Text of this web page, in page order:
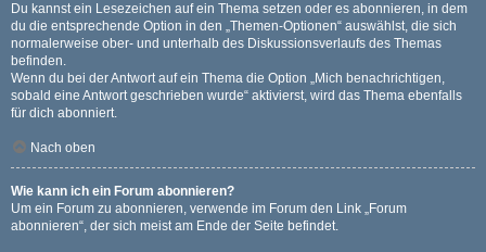
Du kannst ein Lesezeichen auf ein Thema setzen oder es abonnieren, in dem
du die entsprechende Option in den „Themen-Optionen“ auswählst, die sich
normalerweise ober- und unterhalb des Diskussionsverlaufs des Themas
befinden.
Wenn du bei der Antwort auf ein Thema die Option „Mich benachrichtigen,
sobald eine Antwort geschrieben wurde“ aktivierst, wird das Thema ebenfalls
für dich abonniert.
Nach oben
Wie kann ich ein Forum abonnieren?
Um ein Forum zu abonnieren, verwende im Forum den Link „Forum
abonnieren“, der sich meist am Ende der Seite befindet.